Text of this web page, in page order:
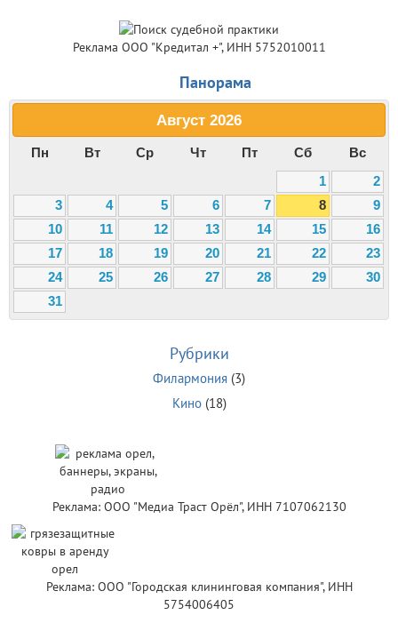
Реклама ООО "Кредитал +", ИНН 5752010011
Панорама
Август 2026
Пн Вт Ср Чт Пт Сб
Вс
1
2
3
4 5 6 7 8
9
10
11 12 13 14 15
16
17
18 19 20 21 22
23
24
25 26 27 28 29
30
31
Рубрики
Филармония (3)
Кино(18)
Реклама: ООО "Медиа Траст Орёл", ИНН 7107062130
Реклама: ООО "Городская клининговая компания", ИНН
5754006405